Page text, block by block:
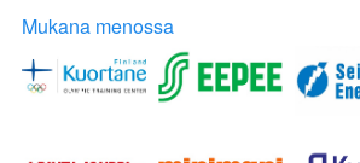
Mukana menossa